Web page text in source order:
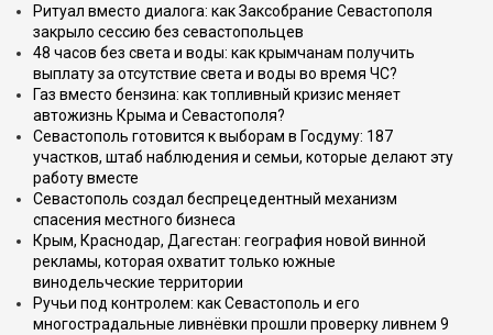
Ритуал вместо диалога: как Заксобрание Севастополя
закрыло сессию без севастопольцев
48 часов без света и воды: как крымчанам получить
выплату за отсутствие света и воды во время ЧС?
Газ вместо бензина: как топливный кризис меняет
автожизнь Крыма и Севастополя?
Севастополь готовится к выборам в Госдуму: 187
участков, штаб наблюдения и семьи, которые делают эту
работу вместе
Севастополь создал беспрецедентный механизм
спасения местного бизнеса
Крым, Краснодар, Дагестан: география новой винной
рекламы, которая охватит только южные
винодельческие территории
Ручьи под контролем: как Севастополь и его
многострадальные ливнёвки прошли проверку ливнем 9